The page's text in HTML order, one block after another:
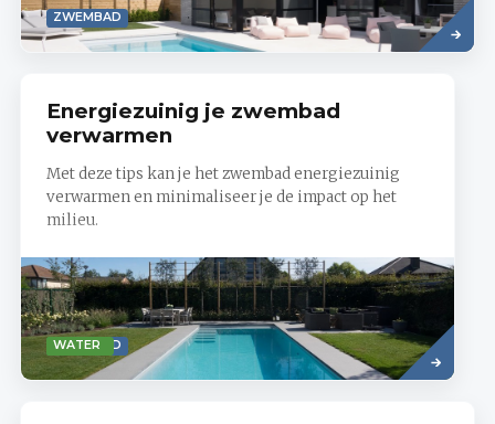
ZWEMBAD
Lees
meer
Energiezuinig je zwembad
verwarmen
Met deze tips kan je het zwembad energiezuinig
verwarmen en minimaliseer je de impact op het
milieu.
ZWEMBAD
ENERGIE
MILIEU
WATER
Read
more